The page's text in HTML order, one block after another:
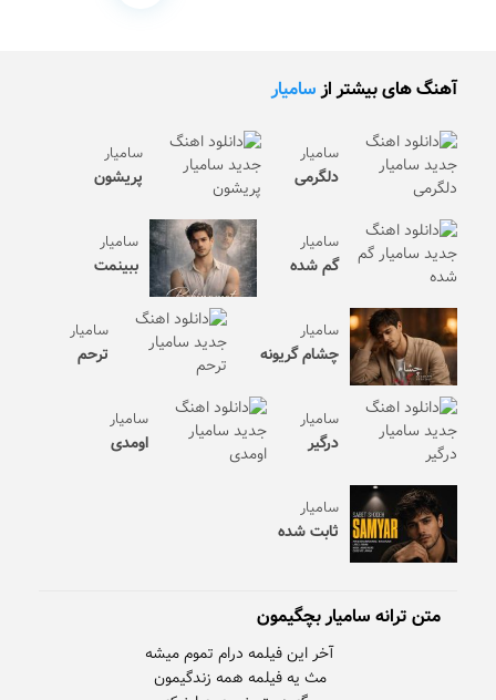
آهنگ های بیشتر ازسامیار
سامیار
دلگرمی
سامیار
پریشون
سامیار
گم شده
سامیار
ببینمت
سامیار
چشام گریونه
سامیار
ترحم
سامیار
درگیر
سامیار
اومدی
سامیار
ثابت شده
متن ترانه سامیار بچگیمون